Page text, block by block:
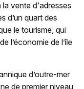
la vente d'adresses
d’un quart des
le tourisme, qui
l’économie de l’île
d’outre-mer
de premier niveau